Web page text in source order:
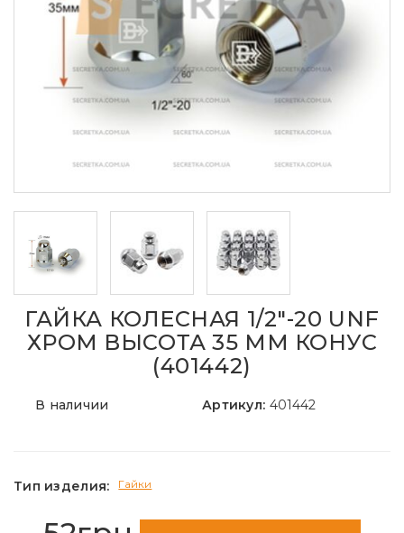
ГАЙКА КОЛЕСНАЯ 1/2"-20 UNF
ХРОМ ВЫСОТА 35 ММ КОНУС
(401442)
В наличии Артикул: 401442
Тип изделия: Гайки